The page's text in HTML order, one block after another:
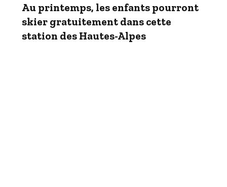
Au printemps, les enfants pourront
skier gratuitement dans cette
station des Hautes-Alpes